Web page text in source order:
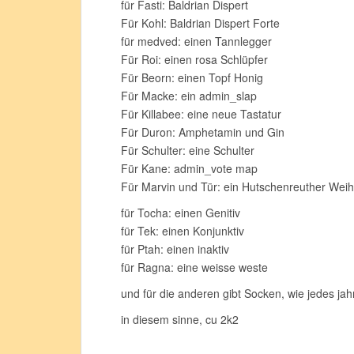
für Fasti: Baldrian Dispert
Für Kohl: Baldrian Dispert Forte
für medved: einen Tannlegger
Für Roi: einen rosa Schlüpfer
Für Beorn: einen Topf Honig
Für Macke: ein admin_slap
Für Killabee: eine neue Tastatur
Für Duron: Amphetamin und Gin
Für Schulter: eine Schulter
Für Kane: admin_vote map
Für Marvin und Tür: ein Hutschenreuther
für Tocha: einen Genitiv
für Tek: einen Konjunktiv
für Ptah: einen inaktiv
für Ragna: eine weisse weste
und für die anderen gibt Socken, wie jedes
in diesem sinne, cu 2k2